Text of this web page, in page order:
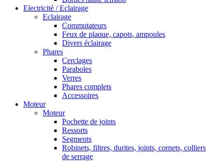
Electricité / Eclairage
Eclairage
Commutateurs
Feux de plaque, capots, ampoules
Divers éclairage
Phares
Cerclages
Paraboles
Verres
Phares complets
Accessoires
Moteur
Moteur
Pochette de joints
Ressorts
Segments
Robinets, filtres, durites, joints, cornets, colliers
de serrage